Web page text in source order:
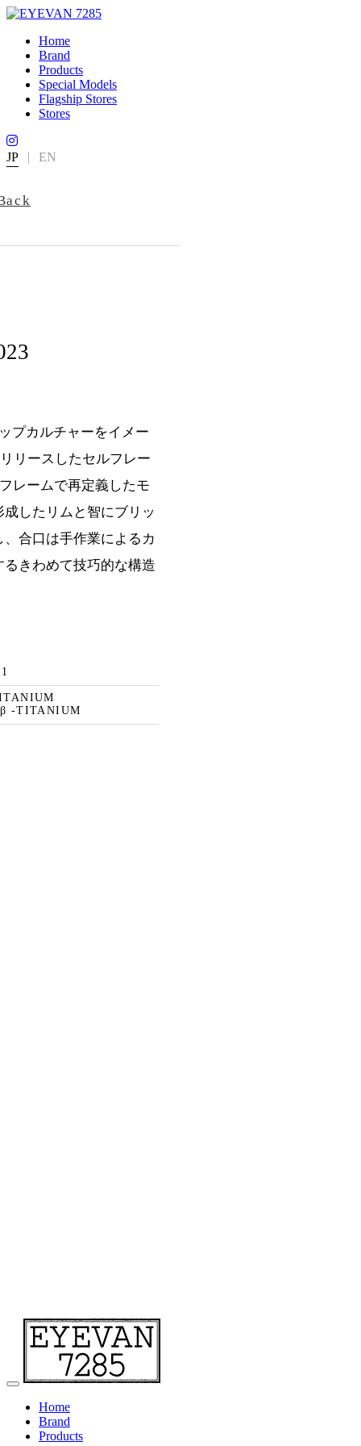
Home
Brand
Products
Special Models
Flagship Stores
Stores
JP | EN
プカルチャーをイメー
リースしたセルフレー
レームで再定義したモ
したリムと智にブリッ
合口は手作業によるカ
きわめて技巧的な構造
-TITANIUM
Home
Brand
Products